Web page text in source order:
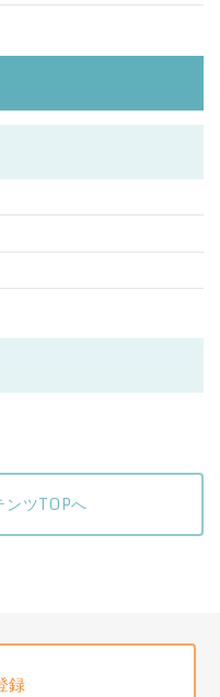
ツTOPへ
録